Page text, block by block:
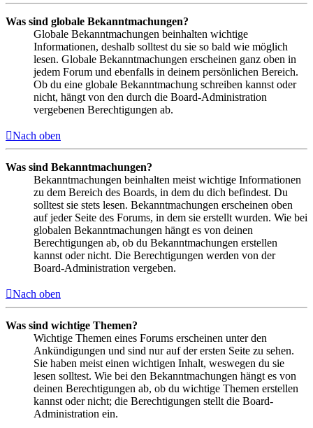
Was sind globale Bekanntmachungen?
Globale Bekanntmachungen beinhalten wichtige
Informationen, deshalb solltest du sie so bald wie möglich
lesen. Globale Bekanntmachungen erscheinen ganz oben in
jedem Forum und ebenfalls in deinem persönlichen Bereich.
Ob du eine globale Bekanntmachung schreiben kannst oder
nicht, hängt von den durch die Board-Administration
vergebenen Berechtigungen ab.
Nach oben
Was sind Bekanntmachungen?
Bekanntmachungen beinhalten meist wichtige Informationen
zu dem Bereich des Boards, in dem du dich befindest. Du
solltest sie stets lesen. Bekanntmachungen erscheinen oben
auf jeder Seite des Forums, in dem sie erstellt wurden. Wie bei
globalen Bekanntmachungen hängt es von deinen
Berechtigungen ab, ob du Bekanntmachungen erstellen
kannst oder nicht. Die Berechtigungen werden von der
Board-Administration vergeben.
Nach oben
Was sind wichtige Themen?
Wichtige Themen eines Forums erscheinen unter den
Ankündigungen und sind nur auf der ersten Seite zu sehen.
Sie haben meist einen wichtigen Inhalt, weswegen du sie
lesen solltest. Wie bei den Bekanntmachungen hängt es von
deinen Berechtigungen ab, ob du wichtige Themen erstellen
kannst oder nicht; die Berechtigungen stellt die Board-
Administration ein.